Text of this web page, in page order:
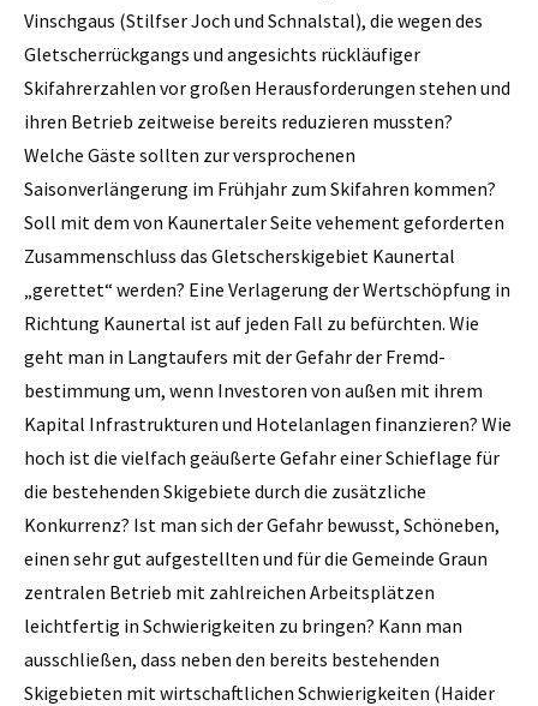
Vinschgaus (Stilfser Joch und Schnalstal), die wegen des
Gletscherrückgangs und angesichts rückläufiger
Skifahrerzahlen vor großen Herausforderungen stehen und
ihren Betrieb zeitweise bereits reduzieren mussten?
Welche Gäste sollten zur versprochenen
Saisonverlängerung im Frühjahr zum Skifahren kommen?
Soll mit dem von Kaunertaler Seite vehement geforderten
Zusammenschluss das Gletscherskigebiet Kaunertal
„gerettet“ werden? Eine Verlagerung der Wertschöpfung in
Richtung Kaunertal ist auf jeden Fall zu befürchten. Wie
geht man in Langtaufers mit der Gefahr der Fremd-
bestimmung um, wenn Investoren von außen mit ihrem
Kapital Infrastrukturen und Hotelanlagen finanzieren? Wie
hoch ist die vielfach geäußerte Gefahr einer Schieflage für
die bestehenden Skigebiete durch die zusätzliche
Konkurrenz? Ist man sich der Gefahr bewusst, Schöneben,
einen sehr gut aufgestellten und für die Gemeinde Graun
zentralen Betrieb mit zahlreichen Arbeitsplätzen
leichtfertig in Schwierigkeiten zu bringen? Kann man
ausschließen, dass neben den bereits bestehenden
Skigebieten mit wirtschaftlichen Schwierigkeiten (Haider